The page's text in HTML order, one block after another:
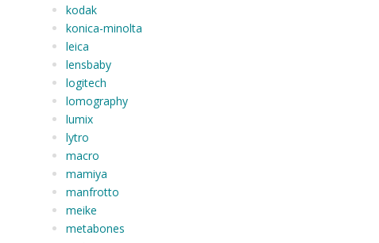
kodak
konica-minolta
leica
lensbaby
logitech
lomography
lumix
lytro
macro
mamiya
manfrotto
meike
metabones